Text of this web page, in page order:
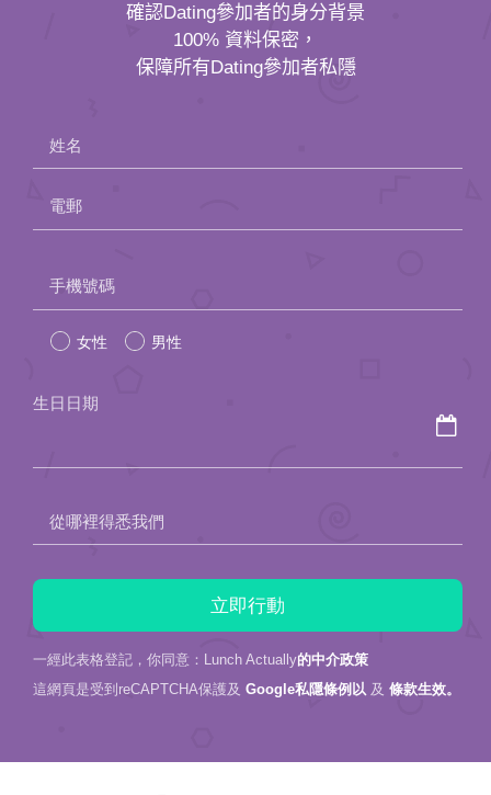
確認Dating參加者的身分背景
100% 資料保密，
保障所有Dating參加者私隱
姓名
電郵
leave
this
手機號碼
女性 男性
生日日期
從哪裡得悉我們
一經此表格登記，你同意：Lunch Actually的中介政策
這網頁是受到reCAPTCHA保護及 Google私隱條例以 及 條款生效。